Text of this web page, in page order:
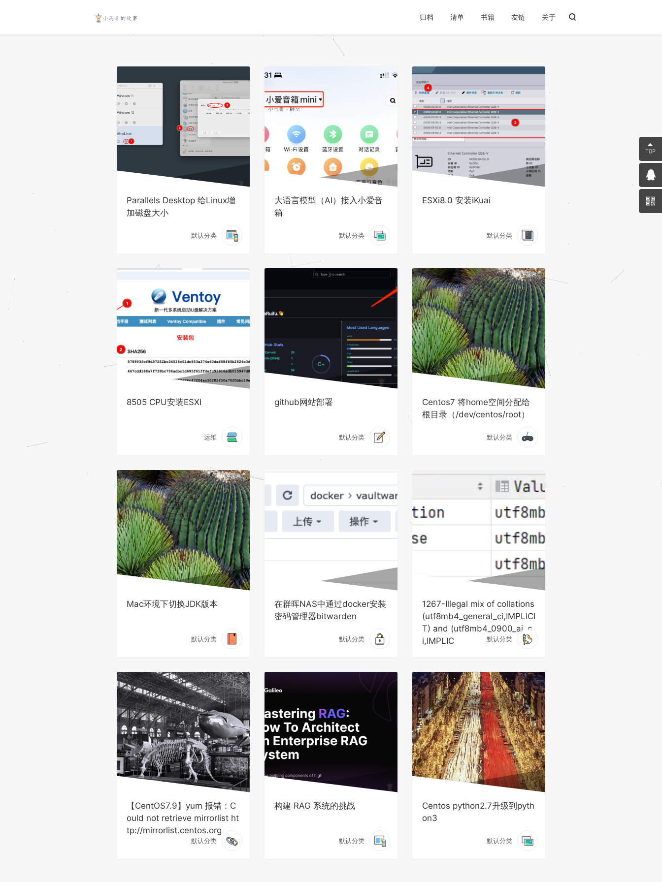
归档 清单 书籍 友链 关于
Parallels Desktop 给Linux增
加磁盘大小
默认分类
大语言模型（AI）接入小爱音
箱
默认分类
ESXi8.0 安装iKuai
默认分类
8505 CPU安装ESXI
运维
github网站部署
默认分类
Centos7 将home空间分配给
根目录（/dev/centos/root）
默认分类
Mac环境下切换JDK版本
默认分类
在群晖NAS中通过docker安装
密码管理器bitwarden
默认分类
1267-Illegal mix of collations
(utf8mb4_general_ci,IMPLICI
T) and (utf8mb4_0900_ai_c
i,IMPLIC
默认分类
【CentOS7.9】yum 报错：C
ould not retrieve mirrorlist ht
tp://mirrorlist.centos.org
默认分类
构建 RAG 系统的挑战
默认分类
Centos python2.7升级到pyth
on3
默认分类